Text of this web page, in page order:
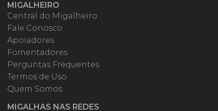
MIGALHEIRO
Central do Migalheiro
Fale Conosco
Apoiadores
Fomentadores
Perguntas Frequentes
Termos de Uso
Quem Somos
MIGALHAS NAS REDES